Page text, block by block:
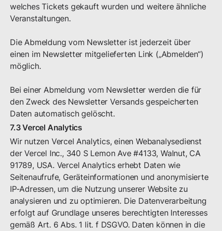
welches Tickets gekauft wurden und weitere ähnliche
Veranstaltungen.
Die Abmeldung vom Newsletter ist jederzeit über
einen im Newsletter mitgelieferten Link („Abmelden“)
möglich.
Bei einer Abmeldung vom Newsletter werden die für
den Zweck des Newsletter Versands gespeicherten
Daten automatisch gelöscht.
7.3 Vercel Analytics
Wir nutzen Vercel Analytics, einen Webanalysedienst
der Vercel Inc., 340 S Lemon Ave #4133, Walnut, CA
91789, USA. Vercel Analytics erhebt Daten wie
Seitenaufrufe, Geräteinformationen und anonymisierte
IP-Adressen, um die Nutzung unserer Website zu
analysieren und zu optimieren. Die Datenverarbeitung
erfolgt auf Grundlage unseres berechtigten Interesses
gemäß Art. 6 Abs. 1 lit. f DSGVO. Daten können in die